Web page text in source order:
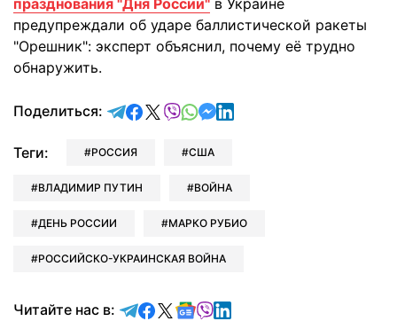
предупреждали об ударе баллистической ракеты
"Орешник": эксперт объяснил, почему её трудно
обнаружить.
Поделиться: отправить в Telegram
поделиться в Facebook
поделиться в X
отправить в Viber
отправить в Whatsapp
отправить в Messenger
отправить в LinkedIn
Теги: РОССИЯ США
ВЛАДИМИР ПУТИН ВОЙНА
ДЕНЬ РОССИИ МАРКО РУБИО
РОССИЙСКО-УКРАИНСКАЯ ВОЙНА
Читайте нас в: Читайте в Telegram
Читайте в Facebook
Читайте в X
Читайте в Google news
Читайте в Viber
Читайте в LinkedIn